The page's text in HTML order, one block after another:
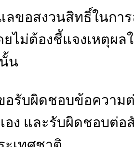
ลขอสงวนสิทธิ์ในกา
ไม่ต้องชี้แจงเหตุผล
น
อรับผิดชอบข้อความ
อง และรับผิดชอบต่อ